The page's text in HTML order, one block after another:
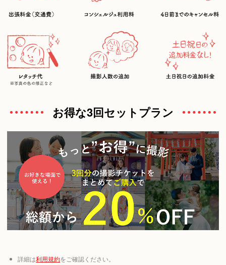
お得な3回セットプラン
詳細は利用規約をご確認ください。